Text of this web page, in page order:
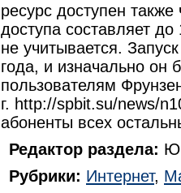
ресурс доступен
доступа составляет
не учитывается.
года, и изначально он
пользователям
г. http://spbit.su/news/
абоненты всех
Редактор раздела:
Рубрики: Интернет,